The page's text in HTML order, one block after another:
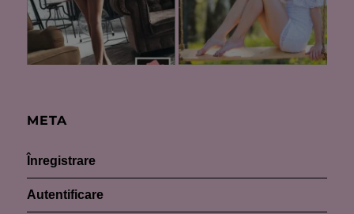
META
Înregistrare
Autentificare